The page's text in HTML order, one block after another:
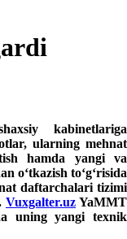
kabinetlariga
ularning mehnat
hamda yangi va
oʻtkazish toʻgʻrisida
daftarchalari tizimi
Vuxgalter.uz YaMMT
uning yangi teхnik